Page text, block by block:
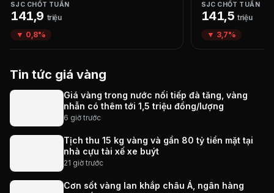
SJC CHỐT TUẦN
141,9 triệu
▼ 0,8%
SJC CHỐT TUẦN
141,5 triệu
▼ 3,7%
Tin tức giá vàng
Giá vàng trong nước nối tiếp đà tăng, vàng
nhẫn có thêm tới 1,5 triệu đồng/lượng
6 giờ trước
Tịch thu 15 kg vàng và gần 80 tỷ tiền mặt tại
nhà cựu tài xế xe buýt
21 giờ trước
Cơn sốt vàng lan khắp châu Á, ngân hàng